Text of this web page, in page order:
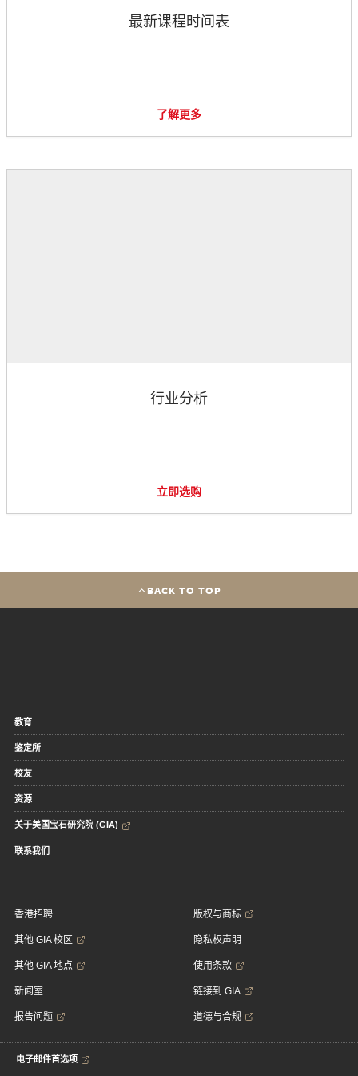
最新课程时间表
了解更多
行业分析
立即选购
BACK TO TOP
教育
鉴定所
校友
资源
关于美国宝石研究院 (GIA)
联系我们
香港招聘
其他 GIA 校区
其他 GIA 地点
新闻室
报告问题
版权与商标
隐私权声明
使用条款
链接到 GIA
道德与合规
电子邮件首选项